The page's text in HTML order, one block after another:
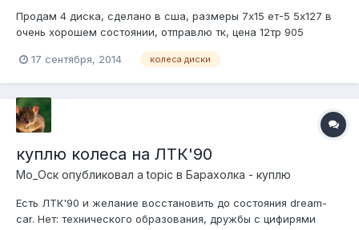
Продам 4 диска, сделано в сша, размеры 7х15 ет-5 5х127 в
очень хорошем состоянии, отправлю тк, цена 12тр 905
17 сентября, 2014
колеса диски
куплю колеса на ЛТК'90
Мо_Оск опубликовал a topic в Барахолка - куплю
Есть ЛТК'90 и желание восстановить до состояния dream-
car. Нет: технического образования, дружбы с цифирями